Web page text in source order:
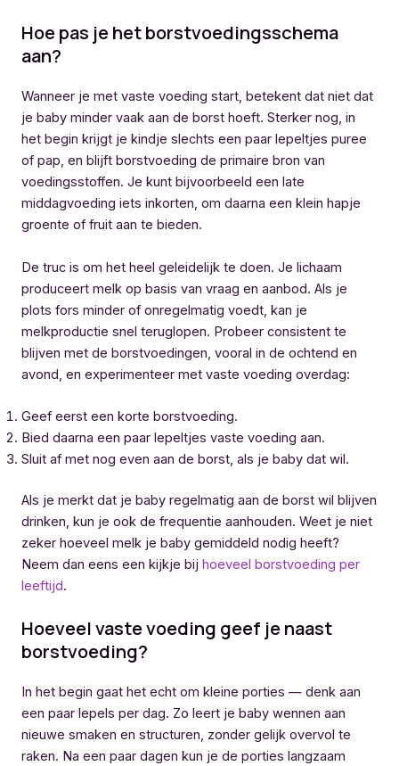
Hoe pas je het borstvoedingsschema
aan?
Wanneer je met vaste voeding start, betekent dat niet dat
je baby minder vaak aan de borst hoeft. Sterker nog, in
het begin krijgt je kindje slechts een paar lepeltjes puree
of pap, en blijft borstvoeding de primaire bron van
voedingsstoffen. Je kunt bijvoorbeeld een late
middagvoeding iets inkorten, om daarna een klein hapje
groente of fruit aan te bieden.
De truc is om het heel geleidelijk te doen. Je lichaam
produceert melk op basis van vraag en aanbod. Als je
plots fors minder of onregelmatig voedt, kan je
melkproductie snel teruglopen. Probeer consistent te
blijven met de borstvoedingen, vooral in de ochtend en
avond, en experimenteer met vaste voeding overdag:
Geef eerst een korte borstvoeding.
Bied daarna een paar lepeltjes vaste voeding aan.
Sluit af met nog even aan de borst, als je baby dat wil.
Als je merkt dat je baby regelmatig aan de borst wil blijven
drinken, kun je ook de frequentie aanhouden. Weet je niet
zeker hoeveel melk je baby gemiddeld nodig heeft?
Neem dan eens een kijkje bij hoeveel borstvoeding per
leeftijd.
Hoeveel vaste voeding geef je naast
borstvoeding?
In het begin gaat het echt om kleine porties — denk aan
een paar lepels per dag. Zo leert je baby wennen aan
nieuwe smaken en structuren, zonder gelijk overvol te
raken. Na een paar dagen kun je de porties langzaam